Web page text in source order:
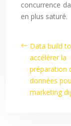
concurrence
en plus saturé.
Data build
accélérer la
préparation
données
marketing